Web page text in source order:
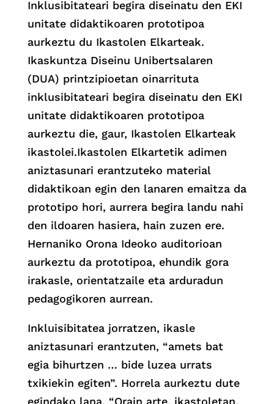
Inklusibitateari begira diseinatu den EKI
unitate didaktikoaren prototipoa
aurkeztu du Ikastolen Elkarteak.
Ikaskuntza Diseinu Unibertsalaren
(DUA) printzipioetan oinarrituta
inklusibitateari begira diseinatu den EKI
unitate didaktikoaren prototipoa
aurkeztu die, gaur, Ikastolen Elkarteak
ikastolei.Ikastolen Elkartetik adimen
aniztasunari erantzuteko material
didaktikoan egin den lanaren emaitza da
prototipo hori, aurrera begira landu nahi
den ildoaren hasiera, hain zuzen ere.
Hernaniko Orona Ideoko auditorioan
aurkeztu da prototipoa, ehundik gora
irakasle, orientatzaile eta arduradun
pedagogikoren aurrean.
Inkluisibitatea jorratzen, ikasle
aniztasunari erantzuten, “amets bat
egia bihurtzen … bide luzea urrats
txikiekin egiten”. Horrela aurkeztu dute
egindako lana. “Orain arte, ikastoletan,